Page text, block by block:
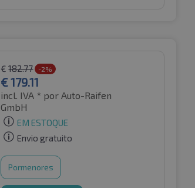
€ 182.77 -2%
€179.11
incl. IVA * por Auto-Raifen
GmbH
EM ESTOQUE
Envio gratuito
Pormenores